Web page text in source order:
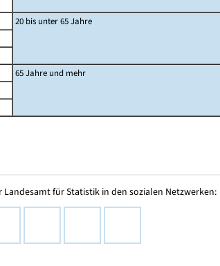
20 bis unter 65 Jahre
65 Jahre und mehr
Landesamt für Statistik in den sozialen Netzwerken: